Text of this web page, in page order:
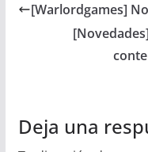
[Warlordgames]
Deja una